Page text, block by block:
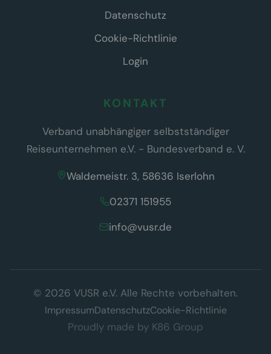
Datenschutz
Cookie-Richtlinie
Login
KONTAKT
Verband unabhängiger selbstständiger
Reiseunternehmen e.V. - Bundesverband e. V.
Waldemeistr. 3, 58636 Iserlohn
02371 151955
info@vusr.de
© 2026 VUSR e.V. Alle Rechte vorbehalten.
ImpressumDatenschutzCookie-Richtlinie
Proudly made by K86 Group
Diese Website verwendet ausschließlich technisch notwendige
TDDDG). Es werden keine Tracking- oder Marketing-Cookies
eingesetzt.Datenschutzerklärung